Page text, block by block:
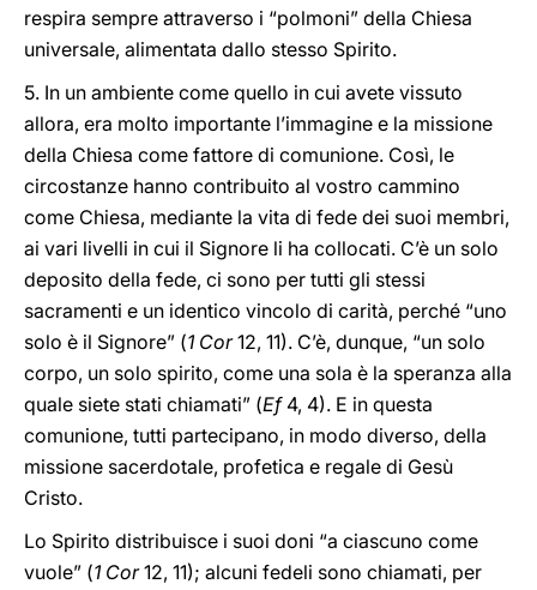
respira sempre attraverso i “polmoni” della Chiesa
universale, alimentata dallo stesso Spirito.
5. In un ambiente come quello in cui avete vissuto
allora, era molto importante l’immagine e la missione
della Chiesa come fattore di comunione. Così, le
circostanze hanno contribuito al vostro cammino
come Chiesa, mediante la vita di fede dei suoi membri,
ai vari livelli in cui il Signore li ha collocati. C’è un solo
deposito della fede, ci sono per tutti gli stessi
sacramenti e un identico vincolo di carità, perché “uno
solo è il Signore” (1 Cor12, 11). C’è, dunque, “un solo
corpo, un solo spirito, come una sola è la speranza alla
quale siete stati chiamati” (Ef4, 4). E in questa
comunione, tutti partecipano, in modo diverso, della
missione sacerdotale, profetica e regale di Gesù
Cristo.
Lo Spirito distribuisce i suoi doni “a ciascuno come
vuole” (1 Cor12, 11); alcuni fedeli sono chiamati, per